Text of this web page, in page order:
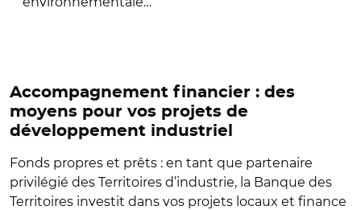
Accompagnement financier : des
moyens pour vos projets de
développement industriel
Fonds propres et prêts : en tant que partenaire
privilégié des Territoires d’industrie, la Banque des
Territoires investit dans vos projets locaux et finance